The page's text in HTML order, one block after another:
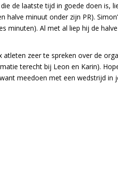
de laatste tijd in goede doen is,
minuut onder zijn PR).
minuten). Al met al liep hij de
zeer te spreken over de
terecht bij Leon en Karin).
meedoen met een wedstrijd in